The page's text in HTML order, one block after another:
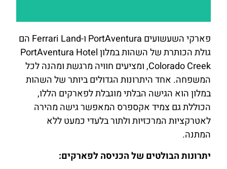
להזמנות
לחצו כאן
פארקי השעשועים PortAventura ו-Ferrari Land הם
גולת הכותרת של השהות במלון PortAventura Hotel
Colorado Creek, ומציעים חוויה מרגשת ומהנה לכל
המשפחה. אחד היתרונות הגדולים ביותר של השהות
במלון הוא הגישה הבלתי מוגבלת לפארקים הללו,
הכוללת גם צמיד אקספרס המאפשר גישה מהירה
לאטרקציות המרכזיות ולתור בלעדי כמעט ללא
המתנה.
יתרונות הבולטים של הכניסה לפארקים: